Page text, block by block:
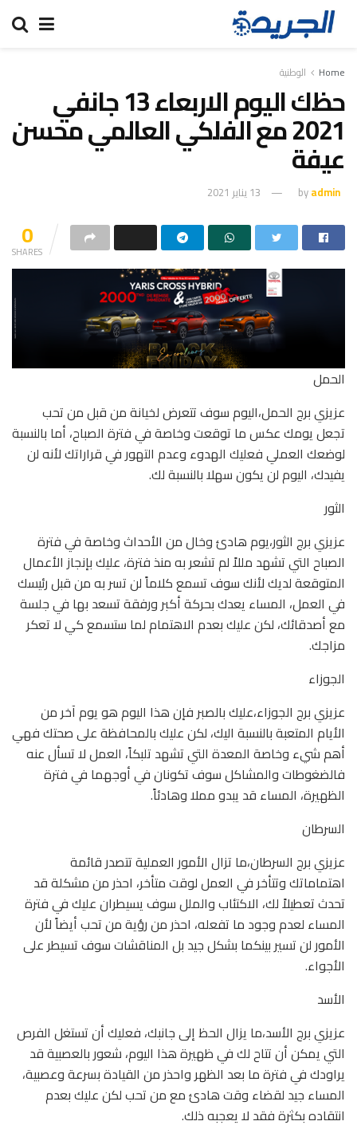
Home الوطنية
حظك اليوم الاربعاء 13 جانفي
2021 مع الفلكي العالمي محسن
عيفة
byadmin 13 يناير 2021
0
SHARES
الحمل
عزيزي برج الحمل،اليوم سوف تتعرض لخيانة من قبل من تحب
تجعل يومك عكس ما توقعت وخاصة في فترة الصباح، أما بالنسبة
لوضعك العملي فعليك الهدوء وعدم التهور في قراراتك لأنه لن
يفيدك، اليوم لن يكون سهلا بالنسبة لك.
الثور
عزيزي برج الثور،يوم هادئ وخال من الأحداث وخاصة في فترة
الصباح التي تشهد مللاً لم تشعر به منذ فترة، عليك بإنجاز الأعمال
المتوقعة لديك لأنك سوف تسمع كلاماً لن تسر به من قبل رئيسك
في العمل، المساء يعدك بحركة أكبر ورفقة تسعد بها في جلسة
مع أصدقائك، لكن عليك بعدم الاهتمام لما ستسمع كي لا تعكر
مزاجك.
الجوزاء
عزيزي برج الجوزاء،عليك بالصبر فإن هذا اليوم هو يوم آخر من
الأيام المتعبة بالنسبة اليك، لكن عليك بالمحافظة على صحتك فهي
أهم شيء وخاصة المعدة التي تشهد تلبكاً، العمل لا تسأل عنه
فالضغوطات والمشاكل سوف تكونان في أوجهما في فترة
الظهيرة، المساء قد يبدو مملا وهادئاً.
السرطان
عزيزي برج السرطان،ما تزال الأمور العملية تتصدر قائمة
اهتماماتك وتتأخر في العمل لوقت متأخر، احذر من مشكلة قد
تحدث تعطيلاً لك، الاكتئاب والملل سوف يسيطران عليك في فترة
المساء لعدم وجود ما تفعله، احذر من رؤية من تحب أيضاً لأن
الأمور لن تسير بينكما بشكل جيد بل المناقشات سوف تسيطر على
الأجواء.
الأسد
عزيزي برج الأسد،ما يزال الحظ إلى جانبك، فعليك أن تستغل الفرص
التي يمكن أن تتاح لك في ظهيرة هذا اليوم، شعور بالعصبية قد
يراودك في فترة ما بعد الظهر واحذر من القيادة بسرعة وعصبية،
المساء جيد لقضاء وقت هادئ مع من تحب لكن عليك بعدم
انتقاده بكثرة فقد لا يعجبه ذلك.